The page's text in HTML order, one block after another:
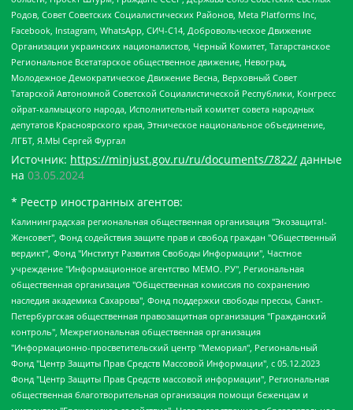
Родов, Совет Советских Социалистических Районов, Meta Platforms Inc,
Facebook, Instagram, WhatsApp, СИЧ-С14, Добровольческое Движение
Организации украинских националистов, Черный Комитет, Татарстанское
Региональное Всетатарское общественное движение, Невоград,
Молодежное Демократическое Движение Весна, Верховный Совет
Татарской Автономной Советской Социалистической Республики, Конгресс
ойрат-калмыцкого народа, Исполнительный комитет совета народных
депутатов Красноярского края, Этническое национальное объединение,
ЛГБТ, Я.МЫ Сергей Фургал
Источник: https://minjust.gov.ru/ru/documents/7822/ данные
на 03.05.2024
* Реестр иностранных агентов:
Калининградская региональная общественная организация "Экозащита!-Женсовет", Фонд содействия защите прав и свобод граждан "Общественный вердикт", Фонд "Институт Развития Свободы Информации", Частное учреждение "Информационное агентство МЕМО. РУ", Региональная общественная организация "Общественная комиссия по сохранению наследия академика Сахарова", Фонд поддержки свободы прессы, Санкт-Петербургская общественная правозащитная организация "Гражданский контроль", Межрегиональная общественная организация "Информационно-просветительский центр "Мемориал", Региональный Фонд "Центр Защиты Прав Средств Массовой Информации", с 05.12.2023 Фонд "Центр Защиты Прав Средств массовой информации", Региональная общественная благотворительная организация помощи беженцам и мигрантам "Гражданское содействие", Негосударственное образовательное учреждение дополнительного профессионального образования (повышение квалификации) специалистов "АКАДЕМИЯ ПО ПРАВАМ ЧЕЛОВЕКА", Свердловская региональная общественная организация "Сутяжник", Автономная некоммерческая организация "Центр независимых социологических исследований", Союз общественных объединений "Российский исследовательский центр по правам человека", Региональное общественное учреждение научно-информационный центр "МЕМОРИАЛ", Некоммерческая организация "Фонд защиты гласности", Автономная некоммерческая организация "Институт прав человека", Городская общественная организация "Екатеринбургское общество "МЕМОРИАЛ", Городская общественная организация "Рязанское историко-просветительское и правозащитное общество "Мемориал" (Рязанский Мемориал), Челябинский региональный орган общественной самодеятельности – женское общественное объединение "Женщины Евразии", Челябинский региональный орган общественной самодеятельности "Уральская правозащитная группа", Фонд содействия защите здоровья и социальной справедливости имени Андрея Рылькова, Автономная Некоммерческая Организация "Аналитический Центр Юрия Левады", Автономная некоммерческая организация социальной поддержки населения "Проект Апрель", Региональная общественная организация помощи женщинам и детям, находящимся в кризисной ситуации "Информационно-методический центр "Анна", Фонд содействия развитию массовых коммуникаций и правовому просвещению "Так-так-Так", Фонд содействия устойчивому развитию "Серебряная тайга", Свердловский региональный общественный фонд социальных проектов "Новое время", "Idel.Реалии", Кавказ.Реалии, Крым.Реалии, Телеканал Настоящее Время, Татаро-башкирская служба Радио Свобода (Azatliq Radiosi), Радио Свободная Европа/Радио Свобода (PCE/PC), "Сибирь.Реалии", "Фактограф", Благотворительный фонд помощи осужденным и их семьям, Автономная некоммерческая организация "Институт глобализации и социальных движений", Фонд "В защиту прав заключенных", Частное учреждение "Центр поддержки и содействия развитию средств массовой информации", Пензенский региональный общественный благотворительный фонд "Гражданский союз", "Север.Реалии", Некоммерческая организация Фонд "Правовая инициатива", Общество с ограниченной ответственностью "Радио Свободная Европа/Радио Свобода", Чешское информационное агентство "MEDIUM-ORIENT", Красноярская региональная общественная организация "Мы против СПИДа", Камалягин Денис Николаевич, Маркелов Сергей Евгеньевич, Пономарев Лев Александрович, Савицкая Людмила Алексеевна, Автономная некоммерческая организация "Центр по работе с проблемой насилия "НАСИЛИЮ.НЕТ", Межрегиональный профессиональный союз работников здравоохранения "Альянс врачей", Юридическое лицо, зарегистрированное в Латвийской Республике, SIA "Medusa Project" (регистрационный номер 40103797863, дата регистрации 10.06.2014), Некоммерческая организация "Фонд по борьбе с коррупцией", Автономная некоммерческая организация "Институт права и публичной политики", Баданин Роман Сергеевич, Гликин Максим Александрович, Железнова Мария Михайловна, Лукьянова Юлия Сергеевна, Маетная Елизавета Витальевна, Маняхин Петр Борисович, Чуракова Ольга Владимировна, Ярош Юлия Петровна, Юридическое лицо "The Insider SIA", зарегистрированное в Риге, Латвийская Республика (дата регистрации 26.06.2015), являющееся администратором доменного имени интернет-издания "The Insider SIA", https://theins.ru, Постернак Алексей Евгеньевич, Рубин Михаил Аркадьевич, Анин Роман Александрович, Юридическое лицо Istories fonds, зарегистрированное в Латвийской Республике (регистрационный номер 50008295751, дата регистрации 24.02.2020), Великовский Дмитрий Александрович, Долинина Ирина Николаевна, Мароховская Алеся Алексеевна, Шлейнов Роман Юрьевич, Шмагун Олеся Валентиновна, Общество с ограниченной ответственностью "Альтаир 2021", Общество с ограниченной ответственностью "Вега 2021", Общество с ограниченной ответственностью "Главный редактор 2021", Общество с ограниченной ответственностью "Ромашки монолит", Важенков Артем Валерьевич, Ивановская областная общественная организация "Центр гендерных исследований", Гурман Юрий Альбертович, Медиапроект "ОВД-Инфо", Егоров Владимир Владимирович, Жилинский Владимир Александрович, Общество с ограниченной ответственностью "ЗП", Иванова София Юрьевна, Карезина Инна Павловна, Кильтау Екатерина Викторовна, Петров Алексей Викторович, Пискунов Сергей Евгеньевич, Смирнов Сергей Сергеевич, Тихонов Михаил Сергеевич, Общество с ограниченной ответственностью "ЖУРНАЛИСТ-ИНОСТРАННЫЙ АГЕНТ", Арапова Галина Юрьевна, Вольтская Татьяна Анатольевна, Американская компания "Mason G.E.S. Anonymous Foundation" (США), являющаяся владельцем интернет-издания https://mnews.world/, Компания "Stichting Bellingcat", зарегистрированная в Нидерландах (дата регистрации 11.07.2018), Захаров Андрей Вячеславович, Клепиковская Екатерина Дмитриевна, Общество с ограниченной ответственностью "МЕМО", Перл Роман Александрович, Симонов Евгений Алексеевич, Соловьева Елена Анатольевна, Сотников Даниил Владимирович, Сурначева Елизавета Дмитриевна, Автономная некоммерческая организация по защите прав человека и информированию населения "Якутия – Наше Мнение", Общество с ограниченной ответственностью "Москоу диджитал медиа", с 26.01.2023 Общество с ограниченной ответственностью "Чайка Белые сады", Ветошкина Валерия Валерьевна, Заговора Максим Александрович, Межрегиональное общественное движение "Российская ЛГБТ - сеть", Оленичев Максим Владимирович, Павлов Иван Юрьевич, Скворцова Елена Сергеевна, Общество с ограниченной ответственностью "Как бы инагент", Кочетков Игорь Викторович, Общество с ограниченной ответственностью "Честные выборы", Еланчик Олег Александрович, Общество с ограниченной ответственностью "Нобелевский призыв", Гималова Регина Эмилевна, Григорьев Андрей Валерьевич, Григорьева Алина Александровна, Ассоциация по содействию защите прав призывников, альтернативнослужащих и военнослужащих "Правозащитная группа "Гражданин.Армия.Право", Хисамова Регина Фаритовна, Автономная некоммерческая организация по реализации социально-правовых программ "Лилит", Дальневосточное общественное движение "Маяк", Санкт-Петербургская ЛГБТ-инициативная группа "Выход", Инициативная группа ЛГБТ+ "Реверс", Алексеев Андрей Викторович, Бекбулатова Таисия Львовна, Беляев Иван Михайлович, Владыкина Елена Сергеевна, Гельман Марат Александрович, Никульшина Вероника Юрьевна, Толоконникова Надежда Андреевна, Шендерович Виктор Анатольевич, Общество с ограниченной ответственностью "Данное сообщение", Общество с ограниченной ответственностью Издательский дом "Новая глава", Айнбиндер Александра Александровна, Московский комьюнити-центр для ЛГБТ+инициатив, Благотворительный фонд развития филантропии, Deutsche Welle (Германия, Kurt-Schumacher-Strasse 3, 53113 Bonn), Борзунова Мария Михайловна, Воробьев Виктор Викторович, Голубева Анна Львовна, Константинова Алла Михайловна, Малкова Ирина Владимировна, Мурадов Мурад Абдулгалимович, Осетинская Елизавета Николаевна, Понасенков Евгений Николаевич, Ганапольский Матвей Юрьевич, Киселев Евгений Алексеевич, Борухович Ирина Григорьевна, Дремин Иван Тимофеевич, Дубровский Дмитрий Викторович, Красноярская региональная общественная организация поддержки и развития альтернативных образовательных технологий и межкультурных коммуникаций "ИНТЕРРА", Маяковская Екатерина Алексеевна, Фейгин Марк Захарович, Филимонов Андрей Викторович, Дзугкоева Регина Николаевна, Доброхотов Роман Александрович, Дудь Юрий Александрович, Елкин Сергей Владимирович, Кругликов Кирилл Игоревич, Сабунаева Мария Леонидовна, Семенов Алексей Владимирович, Шаинян Карен Багратович, Шульман Екатерина Михайловна, Асафьев Артур Валерьевич, Вахштайн Виктор Семенович, Венедиктов Алексей Алексеевич, Лушникова Екатерина Евгеньевна, Волков Леонид Михайлович, Невзоров Александр Глебович, Пархоменко Сергей Борисович, Сироткин Ярослав Николаевич, Кара-Мурза Владимир Владимирович, Баранова Наталья Владимировна, Гозман Леонид Яковлевич, Кагарлицкий Борис Юльевич, Климарев Михаил Валерьевич, Милов Владимир Станиславович, Автономная некоммерческая организация Краснодарский центр современного искусства "Типография", Моргенштерн Алишер Тагирович, Соболь Любовь Эдуардовна, Общество с ограниченной ответственностью "ЛИЗА НОРМ", Каспаров Гарри Кимович, Ходорковский Михаил Борисович, Общество с ограниченной ответственностью "Апрельские тезисы", Данилович Ирина Брониславовна, Кашин Олег Владимирович, Петров Николай Владимирович, Пивоваров Алексей Владимирович, Соколов Михаил Владимирович, Цветкова Юлия Владимировна, Чичваркин Евгений Александрович, Комитет против пыток/Команда против пыток, Общество с ограниченной ответственностью "Первый научный", Общество с ограниченной ответственностью "Вертолет и ко", Белоцерковская Вероника Борисовна, Кац Максим Евгеньевич, Лазарева Татьяна Юрьевна, Шаведдинов Руслан Табризович, Яшин Илья Валерьевич, Общество с ограниченной ответственностью "Иноагент ААВ", Алешковский Дмитрий Петрович, Альбац Евгения Марковна, Быков Дмитрий Львович, Галямина Юлия Евгеньевна, Лойко Сергей Леонидович, Мартынов Кирилл Константинович, Медведев Сергей Александрович, Крашенинников Федор Геннадиевич, Гордеева Катерина Вл